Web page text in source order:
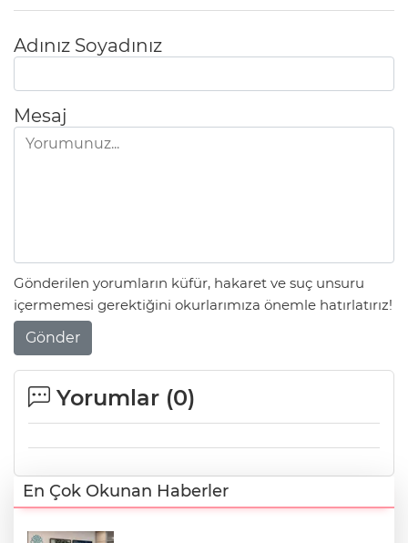
Adınız Soyadınız
Mesaj
Gönderilen yorumların küfür, hakaret ve suç unsuru
içermemesi gerektiğini okurlarımıza önemle hatırlatırız!
Gönder
Yorumlar (0)
En Çok Okunan Haberler